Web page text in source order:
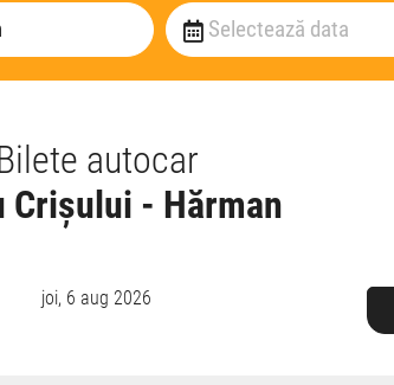
autocar
Crișului - Hărman
joi, 6 aug 2026